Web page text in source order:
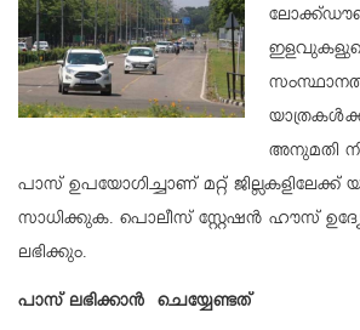
അനുമതി
പാസ് ഉപയോഗിച്ചാണ് മറ്റ് ജില്ലകളിലേക്ക്
സാധിക്കുക. പൊലീസ് സ്റ്റേഷന്‍ ഹൗസ്
ലഭിക്കും.
പാസ് ലഭിക്കാന്‍ ചെയ്യേണ്ടത്